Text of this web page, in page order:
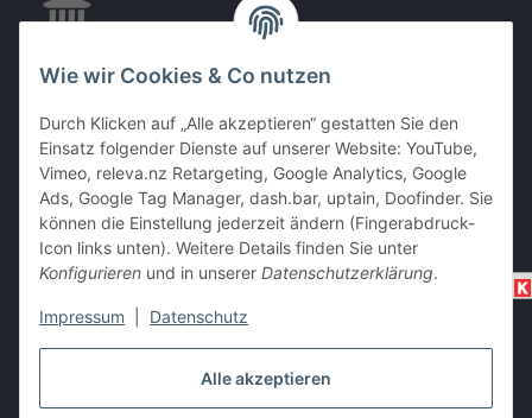
Alle akzeptieren
Wie wir Cookies & Co nutzen
Durch Klicken auf „Alle akzeptieren“ gestatten Sie den
Einsatz folgender Dienste auf unserer Website: YouTube,
Vimeo, releva.nz Retargeting, Google Analytics, Google
Ads, Google Tag Manager, dash.bar, uptain, Doofinder. Sie
können die Einstellung jederzeit ändern (Fingerabdruck-
Icon links unten). Weitere Details finden Sie unter
Konfigurieren und in unserer Datenschutzerklärung.
Impressum Datenschutz
EC & Kreditkartenzahlung bei Abholung
Barzahlung bei Abholung
Vertrag widerrufen